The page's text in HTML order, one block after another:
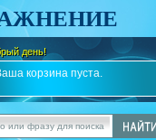
день!
корзина пуста.